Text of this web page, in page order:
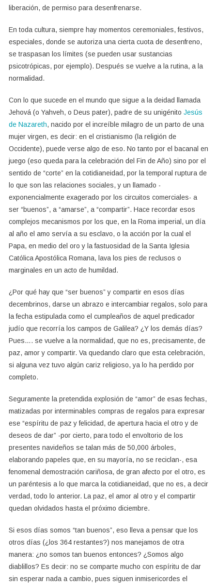
liberación, de permiso para desenfrenarse.
En toda cultura, siempre hay momentos ceremoniales, festivos,
especiales, donde se autoriza una cierta cuota de desenfreno,
se traspasan los límites (se pueden usar sustancias
psicotrópicas, por ejemplo). Después se vuelve a la rutina, a la
normalidad.
Con lo que sucede en el mundo que sigue a la deidad llamada
Jehová (o Yahveh, o Deus pater), padre de su unigénito Jesús
de Nazareth, nacido por el increíble milagro de un parto de una
mujer virgen, es decir: en el cristianismo (la religión de
Occidente), puede verse algo de eso. No tanto por el bacanal en
juego (eso queda para la celebración del Fin de Año) sino por el
sentido de “corte” en la cotidianeidad, por la temporal ruptura de
lo que son las relaciones sociales, y un llamado -
exponencialmente exagerado por los circuitos comerciales- a
ser “buenos”, a “amarse”, a “compartir”. Hace recordar esos
complejos mecanismos por los que, en la Roma imperial, un día
al año el amo servía a su esclavo, o la acción por la cual el
Papa, en medio del oro y la fastuosidad de la Santa Iglesia
Católica Apostólica Romana, lava los pies de reclusos o
marginales en un acto de humildad.
¿Por qué hay que “ser buenos” y compartir en esos días
decembrinos, darse un abrazo e intercambiar regalos, solo para
la fecha estipulada como el cumpleaños de aquel predicador
judío que recorría los campos de Galilea? ¿Y los demás días?
Pues…. se vuelve a la normalidad, que no es, precisamente, de
paz, amor y compartir. Va quedando claro que esta celebración,
si alguna vez tuvo algún cariz religioso, ya lo ha perdido por
completo.
Seguramente la pretendida explosión de “amor” de esas fechas,
matizadas por interminables compras de regalos para expresar
ese “espíritu de paz y felicidad, de apertura hacia el otro y de
deseos de dar” -por cierto, para todo el envoltorio de los
presentes navideños se talan más de 50,000 árboles,
elaborando papeles que, en su mayoría, no se reciclan-, esa
fenomenal demostración cariñosa, de gran afecto por el otro, es
un paréntesis a lo que marca la cotidianeidad, que no es, a decir
verdad, todo lo anterior. La paz, el amor al otro y el compartir
quedan olvidados hasta el próximo diciembre.
Si esos días somos “tan buenos”, eso lleva a pensar que los
otros días (¿los 364 restantes?) nos manejamos de otra
manera: ¿no somos tan buenos entonces? ¿Somos algo
diablillos? Es decir: no se comparte mucho con espíritu de dar
sin esperar nada a cambio, pues siguen inmisericordes el